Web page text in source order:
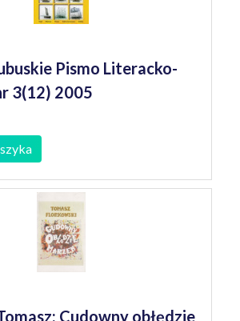
Pismo Literacko-
3(12) 2005
Cudowny obłędzie